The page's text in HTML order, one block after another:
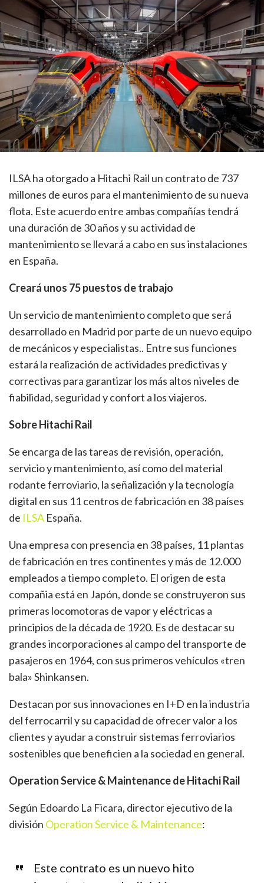
ILSA ha otorgado a Hitachi Rail un contrato de 737
millones de euros para el mantenimiento de su nueva
flota. Este acuerdo entre ambas compañías tendrá
una duración de 30 años y su actividad de
mantenimiento se llevará a cabo en sus instalaciones
en España.
Creará unos 75 puestos de trabajo
Un servicio de mantenimiento completo que será
desarrollado en Madrid por parte de un nuevo equipo
de mecánicos y especialistas.. Entre sus funciones
estará la realización de actividades predictivas y
correctivas para garantizar los más altos niveles de
fiabilidad, seguridad y confort a los viajeros.
Sobre Hitachi Rail
Se encarga de las tareas de revisión, operación,
servicio y mantenimiento, así como del material
rodante ferroviario, la señalización y la tecnología
digital en sus 11 centros de fabricación en 38 países
de ILSA España.
Una empresa con presencia en 38 países, 11 plantas
de fabricación en tres continentes y más de 12.000
empleados a tiempo completo. El origen de esta
compañia está en Japón, donde se construyeron sus
primeras locomotoras de vapor y eléctricas a
principios de la década de 1920. Es de destacar su
grandes incorporaciones al campo del transporte de
pasajeros en 1964, con sus primeros vehículos «tren
bala» Shinkansen.
Destacan por sus innovaciones en I+D en la industria
del ferrocarril y su capacidad de ofrecer valor a los
clientes y ayudar a construir sistemas ferroviarios
sostenibles que beneficien a la sociedad en general.
Operation Service & Maintenance de Hitachi Rail
Según Edoardo La Ficara, director ejecutivo de la
división Operation Service & Maintenance:
Este contrato es un nuevo hito